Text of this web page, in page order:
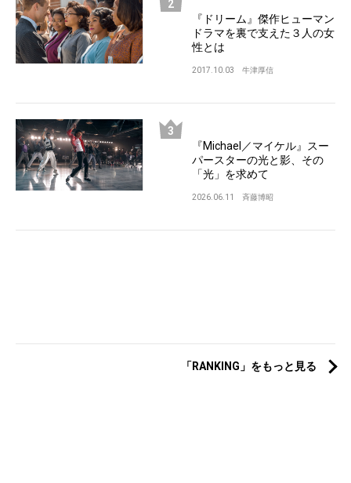
『ドリーム』傑作ヒューマン
ドラマを裏で支えた３人の女
性とは
2017.10.03 牛津厚信
『Michael／マイケル』スー
パースターの光と影、その
「光」を求めて
2026.06.11 斉藤博昭
「RANKING」をもっと見る